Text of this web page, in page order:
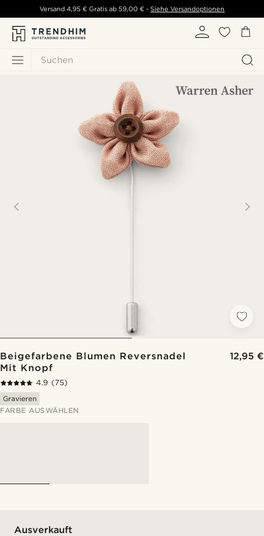
Suchen
Versand 4,95 € Gratis ab 59,00 € - Siehe Versandoptionen
Beigefarbene Blumen Reversnadel
Mit Knopf
12,95 €
4.9 (75)
Gravieren
FARBE AUSWÄHLEN
Ausverkauft